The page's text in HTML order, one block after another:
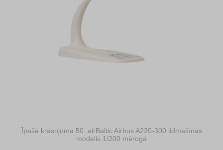
Īpašā krāsojuma 50. airBaltic Airbus A220-300 lidmašīnas
modelis 1/200 mērogā